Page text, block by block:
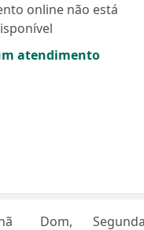
online não está
atendimento
Dom,